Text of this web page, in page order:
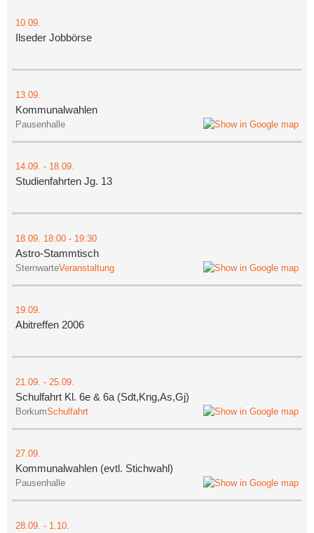
10.09.
Ilseder Jobbörse
13.09.
Kommunalwahlen
Pausenhalle
14.09. - 18.09.
Studienfahrten Jg. 13
18.09. 18:00 - 19:30
Astro-Stammtisch
SternwarteVeranstaltung
19.09.
Abitreffen 2006
21.09. - 25.09.
Schulfahrt Kl. 6e & 6a (Sdt,Kng,As,Gj)
BorkumSchulfahrt
27.09.
Kommunalwahlen (evtl. Stichwahl)
Pausenhalle
28.09. - 1.10.